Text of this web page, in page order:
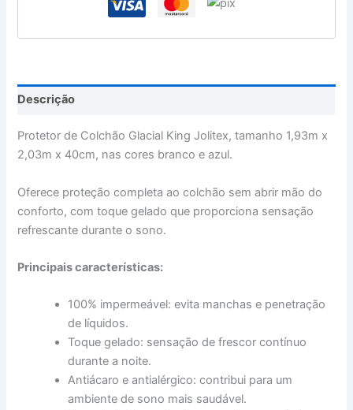
Descrição
Protetor de Colchão Glacial King Jolitex, tamanho 1,93m x
2,03m x 40cm, nas cores branco e azul.
Oferece proteção completa ao colchão sem abrir mão do
conforto, com toque gelado que proporciona sensação
refrescante durante o sono.
Principais características:
100% impermeável: evita manchas e penetração
de líquidos.
Toque gelado: sensação de frescor contínuo
durante a noite.
Antiácaro e antialérgico: contribui para um
ambiente de sono mais saudável.